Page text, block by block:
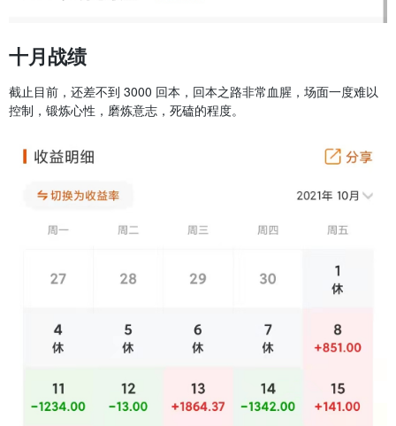
十月战绩
截止目前，还差不到 3000 回本，回本之路非常血腥，场面一度难以
控制，锻炼心性，磨炼意志，死磕的程度。